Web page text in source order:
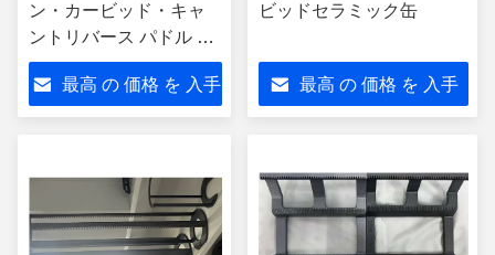
ン・カービッド・キャ
ントリバース パドル イ
ンナー・ライナー・ボ
ート 石英材料の交換 焼
却プロセス
最高 の 価格 を 入手
ビッドセラミック缶
最高 の 価格 を 入手